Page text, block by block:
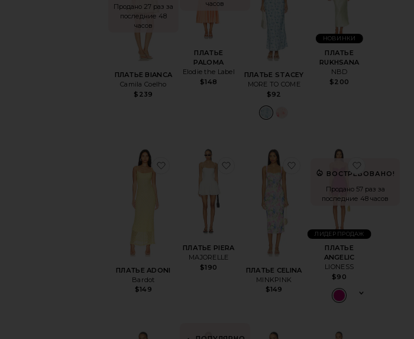
Продано 27 раз за
последние 48
часов
ПЛАТЬЕ BIANCA
Camila Coelho
$239
часов
ПЛАТЬЕ
PALOMA
Elodie the Label
$148
ПЛАТЬЕ STACEY
MORE TO COME
$92
ПЛАТЬЕ
RUKHSANA
NBD
$200
НОВИНКИ
ПЛАТЬЕ ADONI
Bardot
$149
избранноеПЛАТЬЕ ADONI
ПЛАТЬЕ PIERA
MAJORELLE
$190
избранноеПЛАТЬЕ PIERA
ПЛАТЬЕ CELINA
MINKPINK
$149
избранноеПЛАТЬЕ CELINA
ВОСТРЕБОВАНО!
Продано 57 раз за
последние 48 часов
ПЛАТЬЕ
ANGELIC
LIONESS
$90
ЛИДЕР ПРОДАЖ